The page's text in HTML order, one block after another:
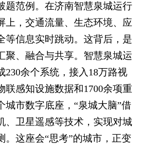
范例。在济南智慧泉城运行
上，交通流量、生态环境、应
等信息实时跳动。这背后，是
聚、融合与共享。智慧泉城运
230余个系统，接入18万路视
联感知设施数据和1700余项重
城市数字底座，“泉城大脑”借
、卫星遥感等技术，实现对城
。这座会“思考”的城市，正变